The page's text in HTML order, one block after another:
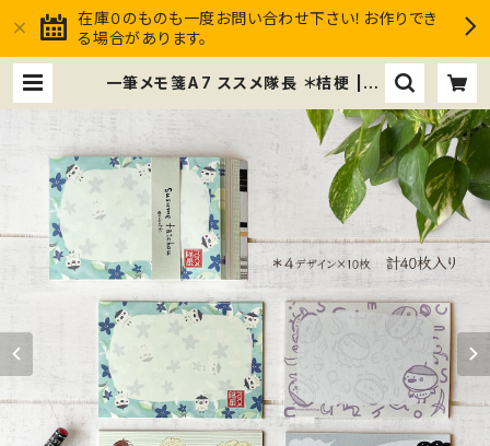
在庫０のものも一度お問い合わせ下さい！お作りでき
る場合があります。
一筆メモ箋A7 ススメ隊長 ＊桔梗 | ス